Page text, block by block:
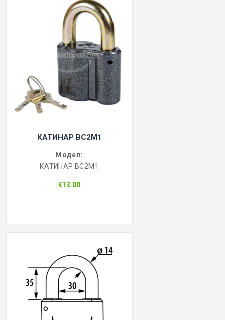
КАТИНАР BC2M1
Модел:
КАТИНАР BC2M1
€13.00